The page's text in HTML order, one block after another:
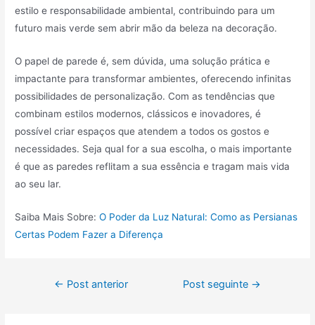
estilo e responsabilidade ambiental, contribuindo para um
futuro mais verde sem abrir mão da beleza na decoração.
O papel de parede é, sem dúvida, uma solução prática e
impactante para transformar ambientes, oferecendo infinitas
possibilidades de personalização. Com as tendências que
combinam estilos modernos, clássicos e inovadores, é
possível criar espaços que atendem a todos os gostos e
necessidades. Seja qual for a sua escolha, o mais importante
é que as paredes reflitam a sua essência e tragam mais vida
ao seu lar.
Saiba Mais Sobre:O Poder da Luz Natural: Como as Persianas
Certas Podem Fazer a Diferença
← Post anterior Post seguinte →